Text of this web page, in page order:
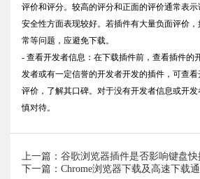
评价和评分。较高的评分和正面的评价通常表
安全性方面表现较好。若插件有大量负面评价
常等问题，应避免下载。
- 查看开发者信息：在下载插件前，查看插件的
发者或有一定信誉的开发者开发的插件，可查
评价，了解其口碑。对于没有开发者信息或开
慎对待。
上一篇：谷歌浏览器插件是否影响键盘
下一篇：Chrome浏览器下载及高速下载